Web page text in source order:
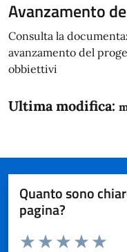
Avanzamento
Consulta la
avanzamento del
obbiettivi
Ultima modifica:
Quanto sono
pagina?
Domanda
Valuta da 1 a 5 stelle la